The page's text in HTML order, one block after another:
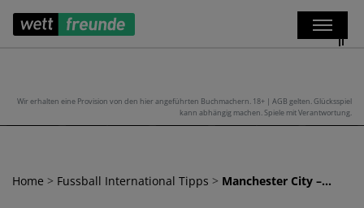
Wir erhalten eine Provision von den hier angeführten Buchmachern. 18+ | AGB gelten. Glücksspiel
kann abhängig machen. Spiele mit Verantwortung.
Home > Fussball International Tipps > Manchester City –…